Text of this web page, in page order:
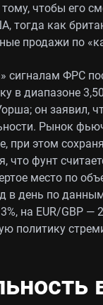
чтобы его
тогда как
продажи по
сигналам ФРС
в диапазоне
он заявил,
Рынок
при этом
что фунт
место по
в день по
на EUR/GBP —
политику